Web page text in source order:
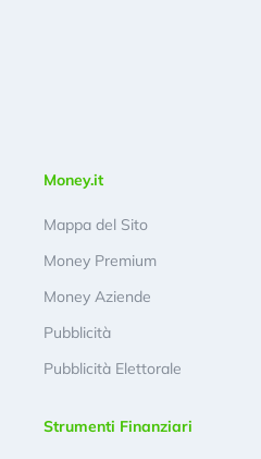
Money.it
Mappa del Sito
Money Premium
Money Aziende
Pubblicità
Pubblicità Elettorale
Strumenti Finanziari